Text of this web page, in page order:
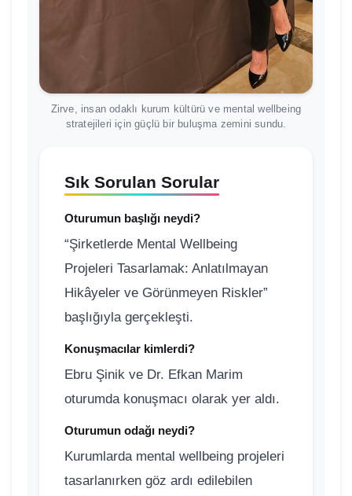
Zirve, insan odaklı kurum kültürü ve mental wellbeing
stratejileri için güçlü bir buluşma zemini sundu.
Sık Sorulan Sorular
Oturumun başlığı neydi?
“Şirketlerde Mental Wellbeing
Projeleri Tasarlamak: Anlatılmayan
Hikâyeler ve Görünmeyen Riskler”
başlığıyla gerçekleşti.
Konuşmacılar kimlerdi?
Ebru Şinik ve Dr. Efkan Marim
oturumda konuşmacı olarak yer aldı.
Oturumun odağı neydi?
Kurumlarda mental wellbeing projeleri
tasarlanırken göz ardı edilebilen